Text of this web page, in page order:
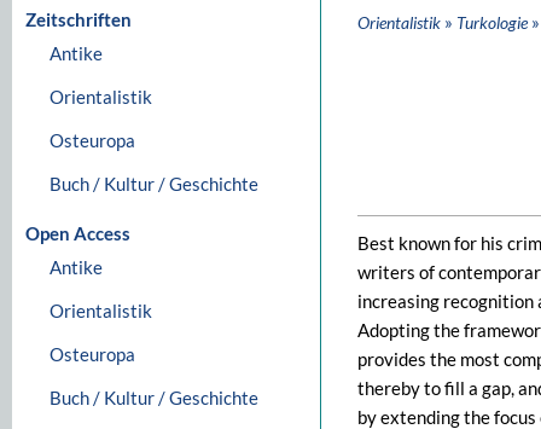
Zeitschriften
Antike
Orientalistik
Osteuropa
Buch / Kultur / Geschichte
Open Access
Antike
Orientalistik
Osteuropa
Buch / Kultur / Geschichte
Orientalistik » Turkologie
Best known for his
writers of
increasing recognition
Adopting the
provides the most
thereby to fill a gap,
by extending the